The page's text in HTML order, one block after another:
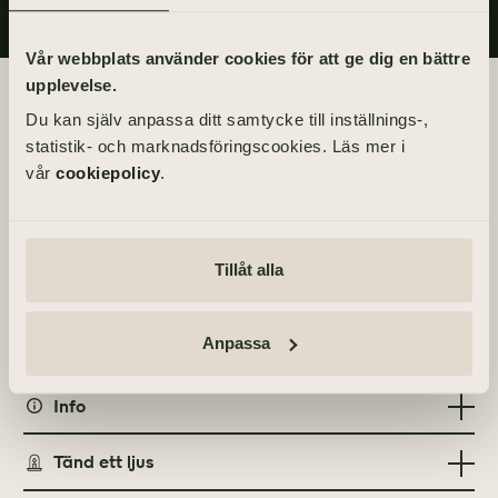
Vår webbplats använder cookies för att ge dig en bättre
upplevelse.
Du kan själv anpassa ditt samtycke till inställnings-,
statistik- och marknadsföringscookies. Läs mer i
vår cookiepolicy.
Tillåt alla
Anpassa
Begravningsdagen
BEGRAVNING
Fredag 5 mars 2021
Info
MINNESGÅVOR
Act Svenska kyrkan
Tänd ett ljus